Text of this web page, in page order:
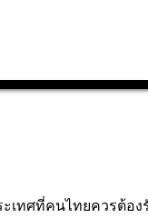
ทศที่คนไทยควรต้อ